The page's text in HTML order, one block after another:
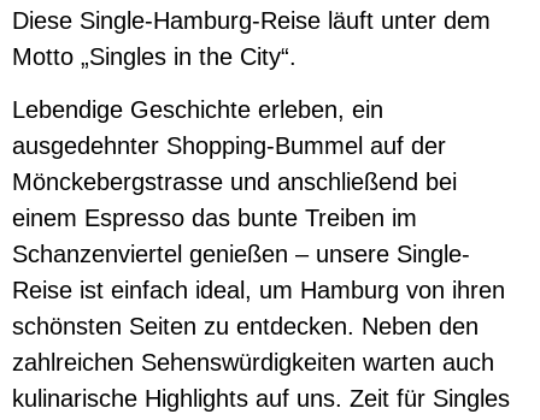
Diese Single-Hamburg-Reise läuft unter dem
Motto „Singles in the City“.
Lebendige Geschichte erleben, ein
ausgedehnter Shopping-Bummel auf der
Mönckebergstrasse und anschließend bei
einem Espresso das bunte Treiben im
Schanzenviertel genießen – unsere Single-
Reise ist einfach ideal, um Hamburg von ihren
schönsten Seiten zu entdecken. Neben den
zahlreichen Sehenswürdigkeiten warten auch
kulinarische Highlights auf uns. Zeit für Singles